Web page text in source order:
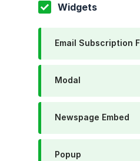
Widgets
Email Subscription
Modal
Newspage Embed
Popup